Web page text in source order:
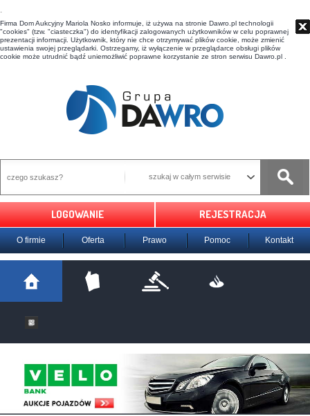
t
Firma Dom Aukcyjny Mariola Nosko informuje, iż używa na stronie Dawro.pl technologii
"cookies" (tzw. "ciasteczka") do identyfikacji zalogowanych użytkowników w celu poprawnej
prezentacji informacji. Użytkownik, który nie chce otrzymywać plików cookie, może zmienić
ustawienia swojej przeglądarki. Ostrzegamy, iż wyłączenie w przeglądarce obsługi plików
cookie może utrudnić bądź uniemożliwić poprawne korzystanie ze stron serwisu Dawro.pl .
szukaj w całym serwisie
LOGOWANIE REJESTRACJA
O firmie Oferta Prawo Pomoc Kontakt